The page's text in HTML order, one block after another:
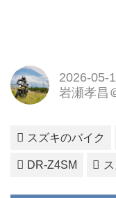
2026-05-
岩瀬孝昌
スズキのバイク
DR-Z4SM